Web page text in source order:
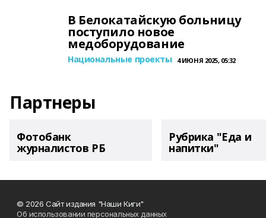
В Белокатайскую больницу
поступило новое
медоборудование
Национальные проекты 4 ИЮНЯ 2025, 05:32
Партнеры
Фотобанк
журналистов РБ
Рубрика "Еда и
напитки"
© 2026 Сайт издания "Наши Киги"
Об использовании персональных данных